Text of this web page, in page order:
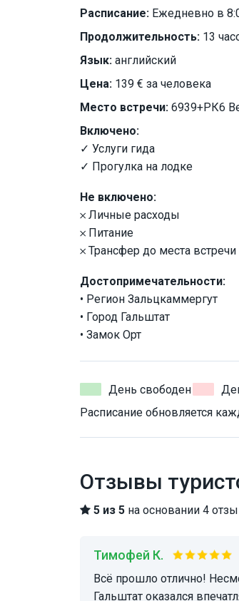
Расписание: Ежедневно в
Продолжительность: 13
Язык: английский
Цена: 139 € за человека
Место встречи: 6939+РК6
Включено:
✓ Услуги гида
✓ Прогулка на лодке
Не включено:
𐄂 Личные расходы
𐄂 Питание
𐄂 Трансфер до места встречи
Достопримечательности:
• Регион Зальцкаммергут
• Город Гальштат
• Замок Орт
День свободен
Расписание обновляется
Отзывы
5 из 5 на основании 4
Тимофей К.
Всё прошло отлично! Несмотря на долгую дорогу, поездка автобусом была комфортной, а
Гальштат оказался